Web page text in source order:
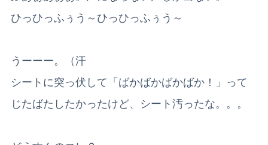
ひっひっふぅう～ひっひっふぅう～
うーーー。（汗
シートに突っ伏して「ばかばかばかばか！」って
じたばたしたかったけど、シート汚ったな。。。